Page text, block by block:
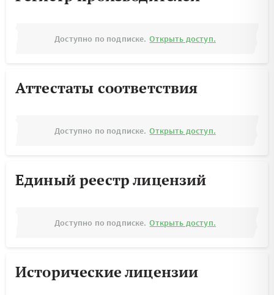
Доступно по подписке. Открыть доступ.
Аттестаты соответствия
Доступно по подписке. Открыть доступ.
Единый реестр лицензий
Доступно по подписке. Открыть доступ.
Исторические лицензии